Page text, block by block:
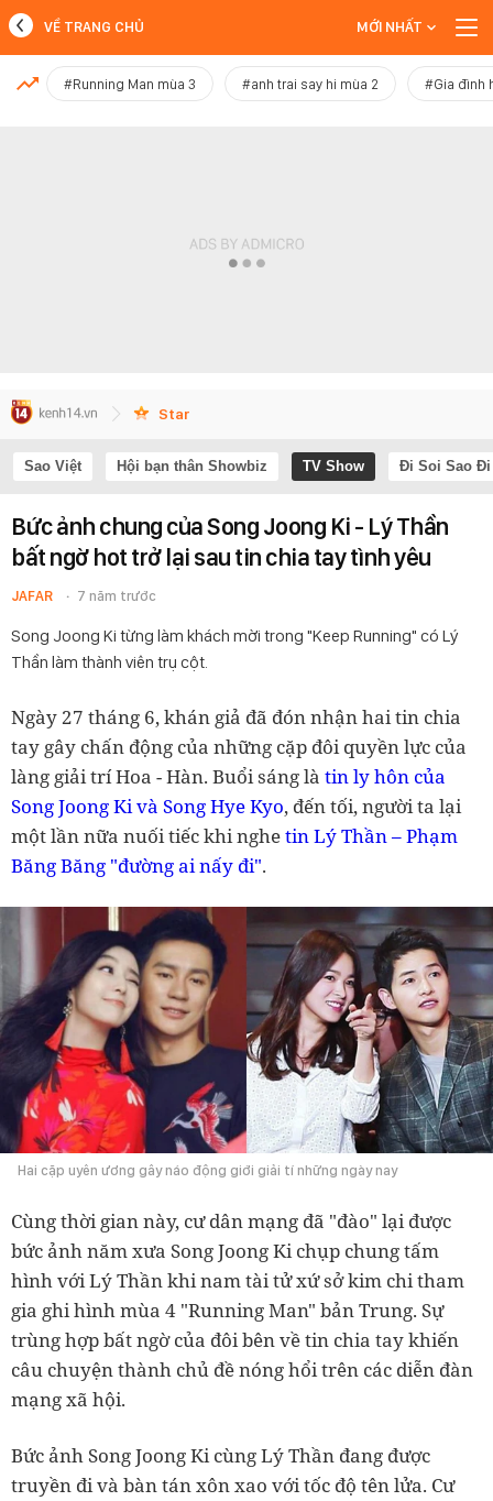
MỚI NHẤT
VỀ TRANG CHỦ MỚI NHẤT
#Running Man mùa 3 #anh trai say hi mùa 2 #Gia đình
Star
Sao Việt Hội bạn thân Showbiz TV Show Đi Soi Sao Đi
Bức ảnh chung của Song Joong Ki - Lý Thần
bất ngờ hot trở lại sau tin chia tay tình yêu
JAFAR 7 năm trước
Song Joong Ki từng làm khách mời trong "Keep Running" có Lý
Thần làm thành viên trụ cột.
Ngày 27 tháng 6, khán giả đã đón nhận hai tin chia
tay gây chấn động của những cặp đôi quyền lực của
làng giải trí Hoa - Hàn. Buổi sáng là tin ly hôn của
Song Joong Ki và Song Hye Kyo, đến tối, người ta lại
một lần nữa nuối tiếc khi nghetin Lý Thần – Phạm
Băng Băng "đường ai nấy đi".
Hai cặp uyên ương gây náo động giới giải tí những ngày nay
Cùng thời gian này, cư dân mạng đã "đào" lại được
bức ảnh năm xưa Song Joong Ki chụp chung tấm
hình với Lý Thần khi nam tài tử xứ sở kim chi tham
gia ghi hình mùa 4 "Running Man" bản Trung. Sự
trùng hợp bất ngờ của đôi bên về tin chia tay khiến
câu chuyện thành chủ đề nóng hổi trên các diễn đàn
mạng xã hội.
Bức ảnh Song Joong Ki cùng Lý Thần đang được
truyền đi và bàn tán xôn xao với tốc độ tên lửa. Cư